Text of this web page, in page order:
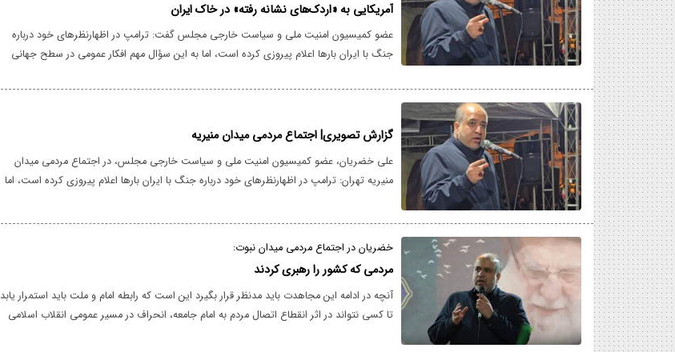
آمریکایی به «اردک‌های نشانه رفته» در خاک ایران
عضو کمیسیون امنیت ملی و سیاست خارجی مجلس گفت: ترامپ در اظهارنظرهای خود درباره
جنگ با ایران بارها اعلام پیروزی کرده است، اما به این سؤال مهم افکار عمومی در سطح جهانی
ایران هستید!؟.
گزارش تصویری| اجتماع مردمی میدان منیریه
علی خضریان، عضو کمیسیون امنیت ملی و سیاست خارجی مجلس، در اجتماع مردمی میدان
منیریه تهران: ترامپ در اظهارنظرهای خود درباره جنگ با ایران بارها اعلام پیروزی کرده است، اما
پیروزی رسیده است، چرا در به در دنبال مذاکره با ایران هستید؟!
خضریان در اجتماع مردمی میدان نبوت:
مردمی که کشور را رهبری کردند
آنچه در ادامه این مجاهدت باید مدنظر قرار بگیرد این است که رابطه امام و ملت باید استمرار یابد
تا کسی نتواند در اثر انقطاع اتصال مردم به امام جامعه، انحراف در مسیر عمومی انقلاب اسلامی